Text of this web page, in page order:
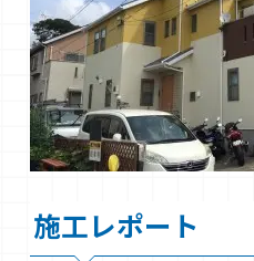
施工レポート